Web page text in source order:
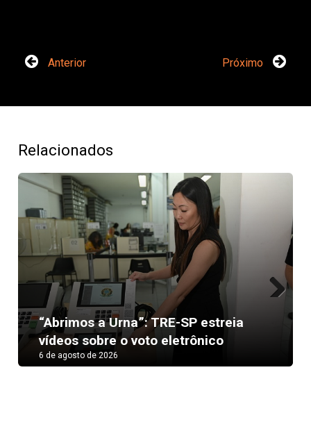
Anterior Próximo
Relacionados
“Abrimos a Urna”: TRE-SP estreia
vídeos sobre o voto eletrônico
6 de agosto de 2026